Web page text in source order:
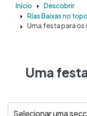
Início
Descobrir
Rías Baixas no
Uma festa para os
Uma